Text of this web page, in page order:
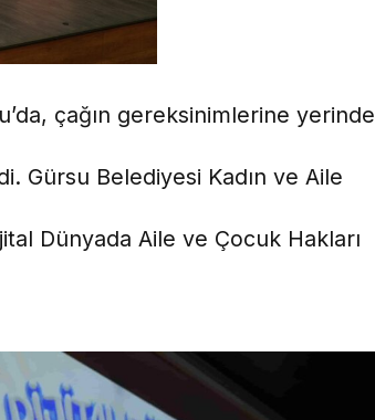
çağın gereksinimlerine yerinde
Gürsu Belediyesi Kadın ve Aile
Dünyada Aile ve Çocuk Hakları